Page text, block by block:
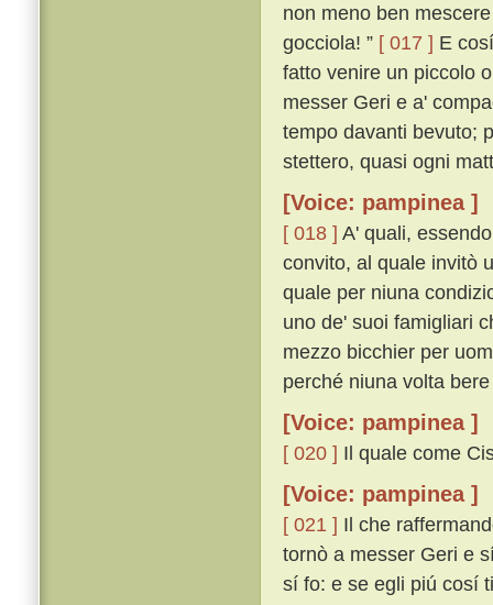
non meno ben
gocciola! ” [ 017 ] E
fatto venire un piccolo
messer Geri e a'
tempo davanti bevuto;
stettero, quasi ogni
[Voice: pampinea ]
[ 018 ] A' quali,
convito, al quale invitò
quale per niuna
uno de' suoi famigliari
mezzo bicchier per
perché niuna volta
[Voice: pampinea ]
[ 020 ] Il quale come
[Voice: pampinea ]
[ 021 ] Il che
tornò a messer Geri e
sí fo: e se egli piú cosí